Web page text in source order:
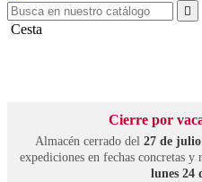

Cesta
Cierre por
Almacén cerrado del 27 de julio
expediciones en fechas concretas
lunes 24